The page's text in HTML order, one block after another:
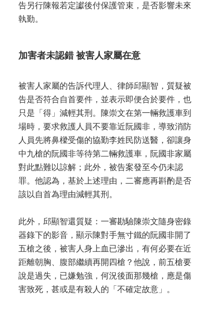
告另行陳報若定讞後付保護管束，是否影響未來
執勤。
加害者未認錯 被害人家屬在意
被害人家屬的告訴代理人、律師邱顯智，質疑被
告是否符合自首要件，並表示即便合於要件，也
只是「得」減輕其刑。陳崇文在第一輛救護車到
場時，要求救護人員不要靠近阮國非，導致消防
人員先將鼻樑受傷的協勤李姓民防送醫，卻讓身
中九槍的阮國非等待第二輛救護車，阮國非家屬
對此點難以諒解；此外，被告案發至今仍未認
罪。他認為，基於上述理由，二審應再斟酌是否
該以自首為理由減輕其刑。
此外，邱顯智還質疑：一審勘驗陳崇文隨身密錄
器錄下的影音，顯示陳對手無寸鐵的阮國非開了
五槍之後，被害人身上血已滲出，有何必要在近
距離朝胸、腹部繼續再開四槍？他說，前五槍要
說是過失，已嫌勉強，何況後面那幾槍，應是傷
害致死，甚或是有殺人的「不確定故意」。